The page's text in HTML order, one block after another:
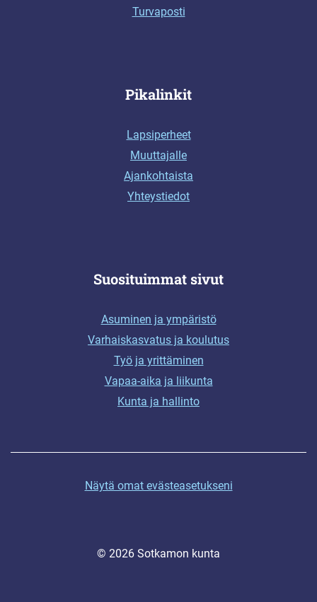
Turvaposti
Pikalinkit
Lapsiperheet
Muuttajalle
Ajankohtaista
Yhteystiedot
Suosituimmat sivut
Asuminen ja ympäristö
Varhaiskasvatus ja koulutus
Työ ja yrittäminen
Vapaa-aika ja liikunta
Kunta ja hallinto
Näytä omat evästeasetukseni
© 2026 Sotkamon kunta